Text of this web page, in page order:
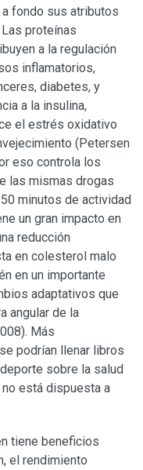
a fondo sus atributos
proteínas
a la regulación
inflamatorios,
diabetes, y
a la insulina,
el estrés oxidativo
(Petersen
eso controla los
las mismas drogas
minutos de actividad
un gran impacto en
reducción
en colesterol malo
en un importante
adaptativos que
angular de la
Más
podrían llenar libros
sobre la salud
está dispuesta a
tiene beneficios
el rendimiento